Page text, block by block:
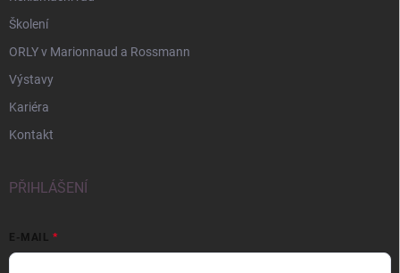
Školení
ORLY v Marionnaud a Rossmann
Výstavy
Kariéra
Kontakt
PŘIHLÁŠENÍ
E-MAIL